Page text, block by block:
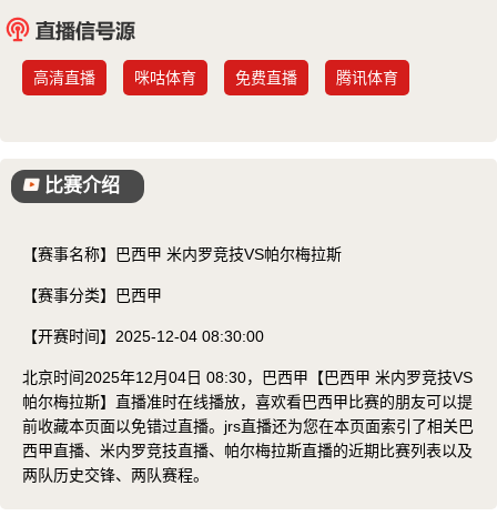
高清直播 咪咕体育 免费直播 腾讯体育
比赛介绍
【赛事名称】 巴西甲 米内罗竞技VS帕尔梅拉斯
【赛事分类】 巴西甲
【开赛时间】 2025-12-04 08:30:00
北京时间2025年12月04日 08:30，巴西甲【巴西甲 米内罗竞技VS
帕尔梅拉斯】直播准时在线播放，喜欢看巴西甲比赛的朋友可以提
前收藏本页面以免错过直播。jrs直播还为您在本页面索引了相关巴
西甲直播、米内罗竞技直播、帕尔梅拉斯直播的近期比赛列表以及
两队历史交锋、两队赛程。